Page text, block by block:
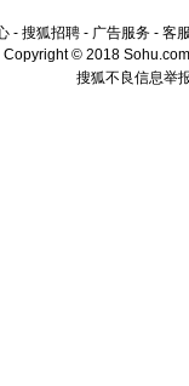
- 搜狐招聘 - 广告服务 - 客
Copyright © 2018
搜狐不良信息举